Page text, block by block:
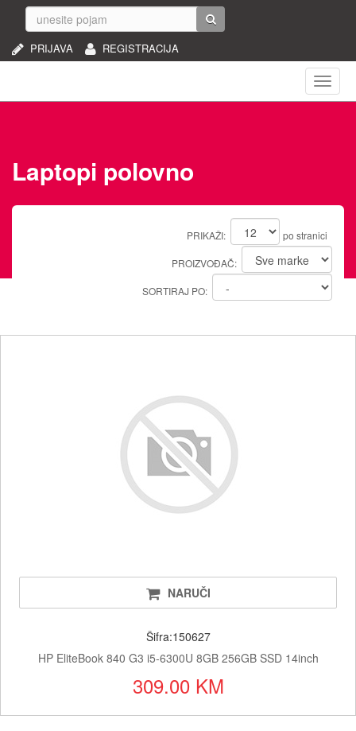
REGISTRACIJA
PRIJAVA
Laptopi polovno
PRIKAŽI: po stranici
PROIZVOĐAČ:
SORTIRAJ PO:
NARUČI
Šifra:150627
HP EliteBook 840 G3 i5-6300U 8GB 256GB SSD 14inch
309.00 KM